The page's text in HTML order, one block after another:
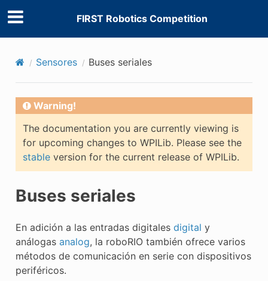
FIRST Robotics Competition
Sensores Buses seriales
Warning!
The documentation you are currently viewing is
for upcoming changes to WPILib. Please see the
stableversion for the current release of WPILib.
Buses seriales
En adición a las entradas digitales digital y
análogas analog, la roboRIO también ofrece varios
métodos de comunicación en serie con dispositivos
periféricos.